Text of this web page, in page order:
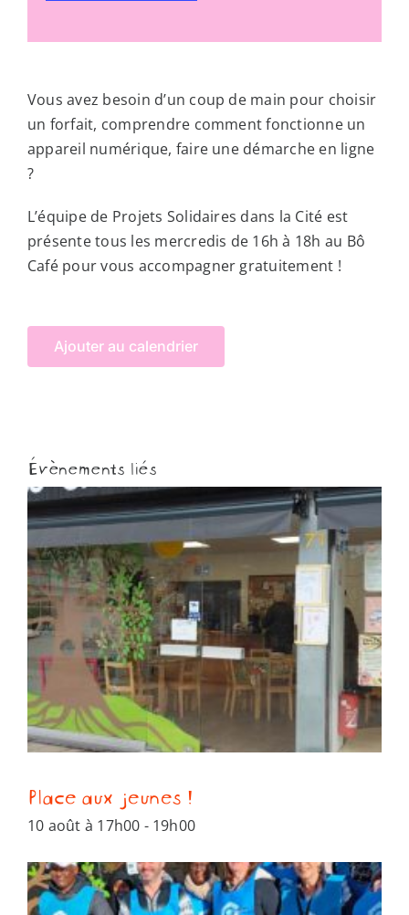
Vous avez besoin d’un coup de main pour choisir
un forfait, comprendre comment fonctionne un
appareil numérique, faire une démarche en ligne
?
L’équipe de Projets Solidaires dans la Cité est
présente tous les mercredis de 16h à 18h au Bô
Café pour vous accompagner gratuitement !
Ajouter au calendrier
Évènements liés
Place aux jeunes !
10 août à 17h00 - 19h00